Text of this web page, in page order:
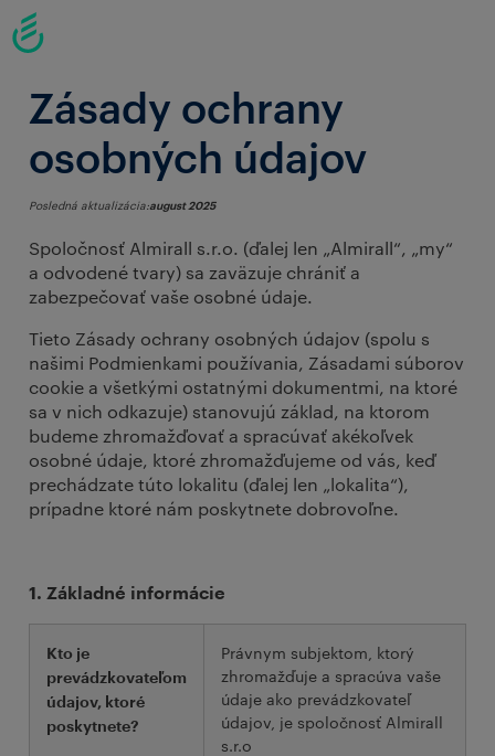
Zásady ochrany
osobných údajov
Posledná aktualizácia:august 2025
Spoločnosť Almirall s.r.o. (ďalej len „Almirall“, „my“
a odvodené tvary) sa zaväzuje chrániť a
zabezpečovať vaše osobné údaje.
Tieto Zásady ochrany osobných údajov (spolu s
našimi Podmienkami používania, Zásadami súborov
cookie a všetkými ostatnými dokumentmi, na ktoré
sa v nich odkazuje) stanovujú základ, na ktorom
budeme zhromažďovať a spracúvať akékoľvek
osobné údaje, ktoré zhromažďujeme od vás, keď
prechádzate túto lokalitu (ďalej len „lokalita“),
prípadne ktoré nám poskytnete dobrovoľne.
1. Základné informácie
Kto je
prevádzkovateľom
údajov, ktoré
poskytnete?
Právnym subjektom, ktorý
zhromažďuje a spracúva vaše
údaje ako prevádzkovateľ
údajov, je spoločnosť Almirall
s.r.o